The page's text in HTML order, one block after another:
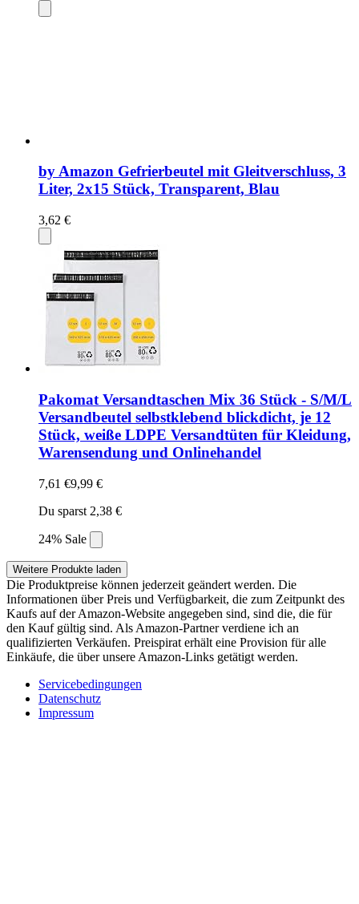
by Amazon Gefrierbeutel mit Gleitverschluss, 3
Liter, 2x15 Stück, Transparent, Blau
3,62 €
Pakomat Versandtaschen Mix 36 Stück - S/M/L
Versandbeutel selbstklebend blickdicht, je 12
Stück, weiße LDPE Versandtüten für Kleidung,
Warensendung und Onlinehandel
7,61 €9,99 €
Du sparst 2,38 €
24% Sale
Weitere Produkte laden
Die Produktpreise können jederzeit geändert werden. Die
Informationen über Preis und Verfügbarkeit, die zum Zeitpunkt des
Kaufs auf der Amazon-Website angegeben sind, sind die, die für
den Kauf gültig sind. Als Amazon-Partner verdiene ich an
qualifizierten Verkäufen. Preispirat erhält eine Provision für alle
Einkäufe, die über unsere Amazon-Links getätigt werden.
Servicebedingungen
Datenschutz
Impressum